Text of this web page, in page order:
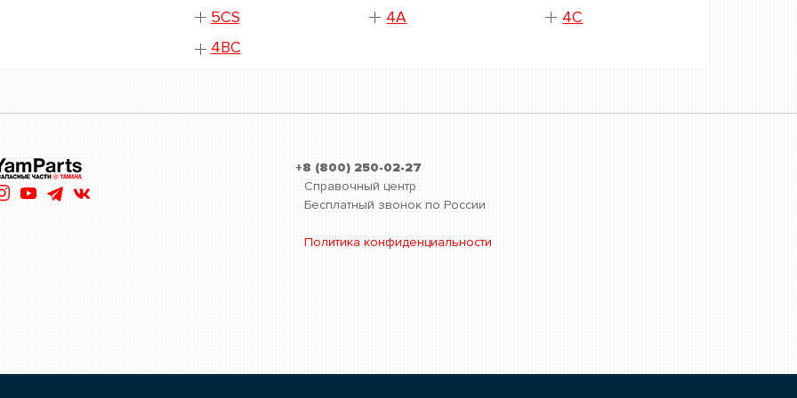
5CS
4A
4C
4BC
+8 (800) 250-02-27
Справочный центр
Бесплатный звонок по России
Политика конфиденциальности